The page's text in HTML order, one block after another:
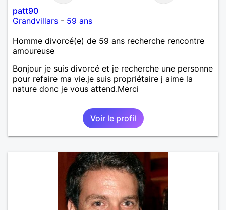
patt90
Grandvillars - 59 ans
Homme divorcé(e) de 59 ans recherche rencontre
amoureuse
Bonjour je suis divorcé et je recherche une personne
pour refaire ma vie.je suis propriétaire j aime la
nature donc je vous attend.Merci
Voir le profil